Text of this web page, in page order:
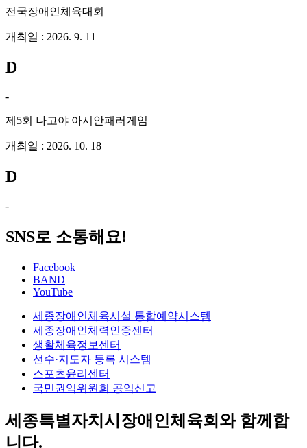
전국장애인체육대회
개최일 : 2026. 9. 11
D
-
제5회 나고야 아시안패러게임
개최일 : 2026. 10. 18
D
-
SNS로 소통해요!
Facebook
BAND
YouTube
세종장애인체육시설 통합예약시스템
세종장애인체력인증센터
생활체육정보센터
선수·지도자 등록 시스템
스포츠윤리센터
국민권익위원회 공익신고
세종특별자치시장애인체육회와 함께합
니다.